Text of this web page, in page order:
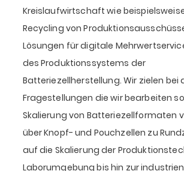
Kreislaufwirtschaft wie
Recycling von
Lösungen für digitale
des Produktionssystems der
Batteriezellherstellung. Wir zielen bei
Fragestellungen die wir bearbeiten
Skalierung von Batteriezellformaten
über Knopf- und Pouchzellen zu
auf die Skalierung der
Laborumgebung bis hin zur